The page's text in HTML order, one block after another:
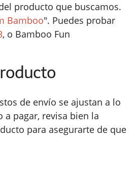
producto que buscamos.
Bamboo". Puedes probar
, o Bamboo Fun
de envío se ajustan a lo
a pagar, revisa bien la
para asegurarte de que